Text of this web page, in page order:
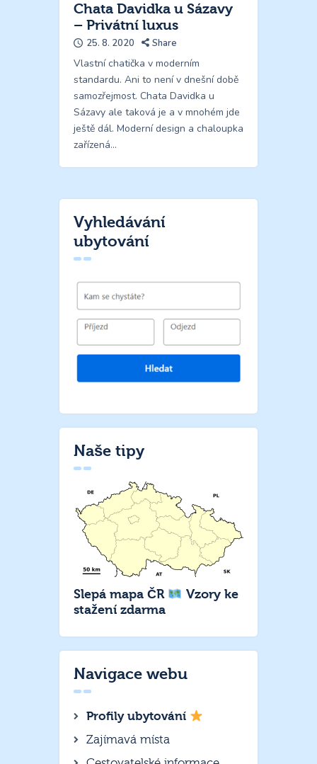
Chata Davidka u Sázavy
– Privátní luxus
25. 8. 2020 Share
Vlastní chatička v moderním
standardu. Ani to není v dnešní době
samozřejmost. Chata Davidka u
Sázavy ale taková je a v mnohém jde
ještě dál. Moderní design a chaloupka
zařízená…
Vyhledávání
ubytování
Naše tipy
Slepá mapa ČR
Vzory ke
stažení zdarma
Navigace webu
Profily ubytování
Zajímavá místa